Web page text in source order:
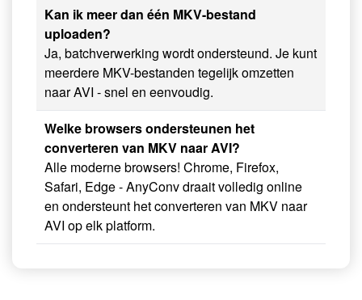
Kan ik meer dan één MKV-bestand
uploaden?
Ja, batchverwerking wordt ondersteund. Je kunt
meerdere MKV-bestanden tegelijk omzetten
naar AVI - snel en eenvoudig.
Welke browsers ondersteunen het
converteren van MKV naar AVI?
Alle moderne browsers! Chrome, Firefox,
Safari, Edge - AnyConv draait volledig online
en ondersteunt het converteren van MKV naar
AVI op elk platform.